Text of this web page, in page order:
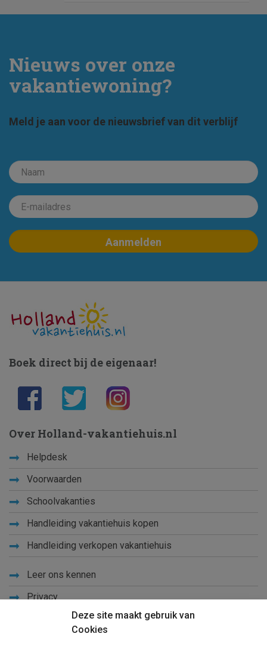
Nieuws over onze
vakantiewoning?
Meld je aan voor de nieuwsbrief van dit verblijf
Deze site maakt gebruik van
Cookies
Boek direct bij de eigenaar!
Over Holland-vakantiehuis.nl
Helpdesk
Voorwaarden
Schoolvakanties
Handleiding vakantiehuis kopen
Handleiding verkopen vakantiehuis
Leer ons kennen
Privacy